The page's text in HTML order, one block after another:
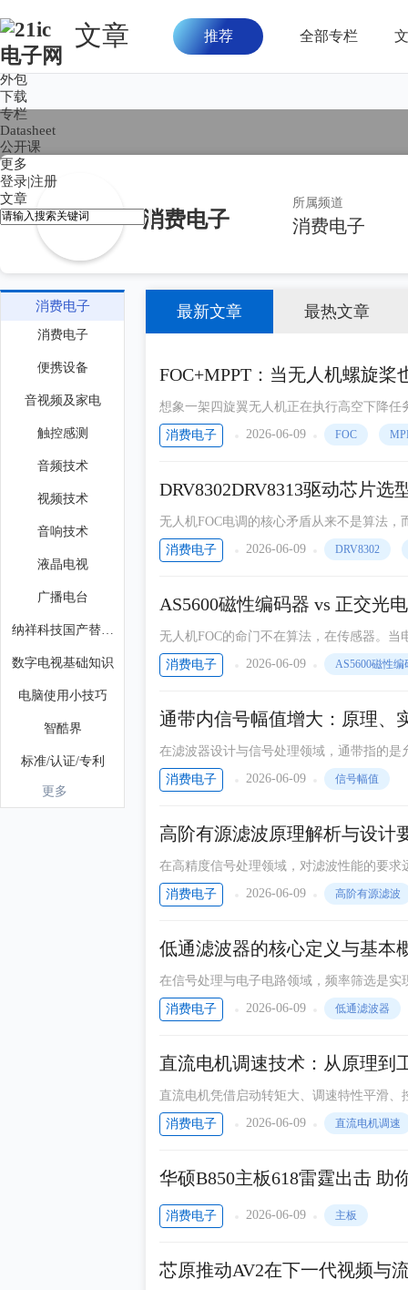
消费电子
所属频道
消费电子
最新文章 最热文章
FOC+MPPT：当无人机螺旋桨
想象一架四旋翼无人机正在执行高空下降
个螺旋桨在重力牵引下高速空转，电子调
消费电子 2026-06-09 FOC
DRV8302DRV8313驱动芯片
无人机FOC电调的核心矛盾从来不是算法
电流采样精度和保护机制直接决定了电机是
消费电子 2026-06-09 DRV8302
AS5600磁性编码器 vs 正交光
无人机FOC的命门不在算法，在传感器。
换就会偏离真实电角度——轻则效率下降5%
消费电子 2026-06-09 AS5600磁性编
通带内信号幅值增大：原理、
在滤波器设计与信号处理领域，通带指的
阻带全衰减”的理想滤波效果
消费电子 2026-06-09 信号幅值
高阶有源滤波原理解析与设计
在高精度信号处理领域，对滤波性能的要
速率实现通带和阻带的清晰划分
消费电子 2026-06-09 高阶有源滤波
低通滤波器的核心定义与基本
在信号处理与电子电路领域，频率筛选是
率选择性器件，是所有滤波电路的核心基础
消费电子 2026-06-09 低通滤波器
直流电机调速技术：从原理到
直流电机凭借启动转矩大、调速特性平滑
域应用最广泛的动力装置之一。
消费电子 2026-06-09 直流电机调速
华硕B850主板618雷霆出击 助
消费电子 2026-06-09 主板
芯原推动AV2在下一代视频与
消费电子
消费电子
便携设备
音视频及家电
触控感测
音频技术
视频技术
音响技术
液晶电视
广播电台
纳祥科技国产替代芯片
数字电视基础知识
电脑使用小技巧
智酷界
标准/认证/专利
电子胶粘剂应用
更多
首页
论坛
外包
下载
专栏
Datasheet
公开课
更多
登录|注册
文章
文章 推荐 全部专栏